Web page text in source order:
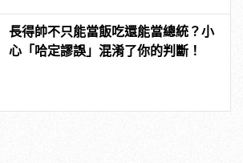
長得帥不只能當飯吃還能當總統？小
心「哈定謬誤」混淆了你的判斷！